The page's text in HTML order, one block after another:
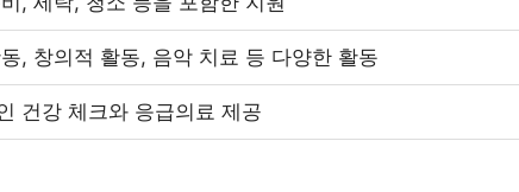
, 창의적 활동, 음악 치료 등 다양한 활동
건강 체크와 응급의료 제공